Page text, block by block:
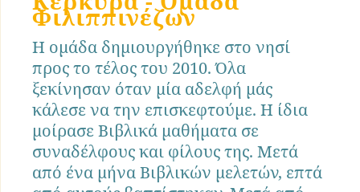
Φιλιππινέζων
Η ομάδα δημιουργήθηκε στο νησί
προς το τέλος του 2010. Όλα
ξεκίνησαν όταν μία αδελφή μάς
κάλεσε να την επισκεφτούμε. Η ίδια
μοίρασε Βιβλικά μαθήματα σε
συναδέλφους και φίλους της. Μετά
από ένα μήνα Βιβλικών μελετών, επτά